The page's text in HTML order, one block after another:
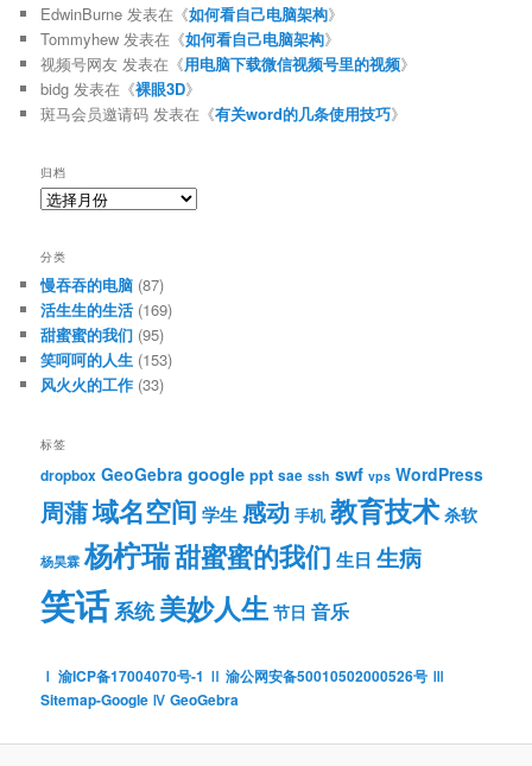
EdwinBurne 发表在《如何看自己电脑架构》
Tommyhew 发表在《如何看自己电脑架构》
视频号网友 发表在《用电脑下载微信视频号里的视频》
bidg 发表在《裸眼3D》
斑马会员邀请码 发表在《有关word的几条使用技巧》
归档
归
分类
慢吞吞的电脑 (87)
活生生的生活(169)
甜蜜蜜的我们 (95)
笑呵呵的人生 (153)
风火火的工作 (33)
标签
dropbox GeoGebra google ppt sae ssh swf vps WordPress
周蒲域名空间 学生感动 手机 教育技术 杀软
杨昊霖 杨柠瑞甜蜜蜜的我们 生日 生病
笑话系统 美妙人生 节日 音乐
Ⅰ 渝ICP备17004070号-1 Ⅱ 渝公网安备50010502000526号 Ⅲ
Sitemap-Google Ⅳ GeoGebra